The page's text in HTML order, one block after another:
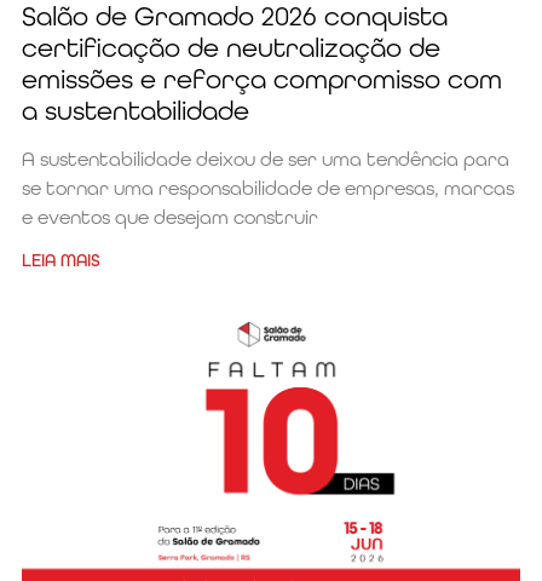
Salão de Gramado 2026 conquista
certificação de neutralização de
emissões e reforça compromisso com
a sustentabilidade
A sustentabilidade deixou de ser uma tendência para
se tornar uma responsabilidade de empresas, marcas
e eventos que desejam construir
LEIA MAIS